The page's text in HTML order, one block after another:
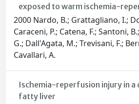
exposed to warm ischemia-
2000 Nardo, B.; Grattagliano, I.;
Caraceni, P.; Catena, F.; Santoni,
G.; Dall'Agata, M.; Trevisani, F.;
Cavallari, A.
Ischemia-reperfusion injury in
fatty liver